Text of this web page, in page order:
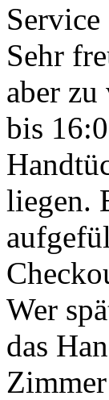
Service
Sehr
aber
bis
liegen.
Wer
das